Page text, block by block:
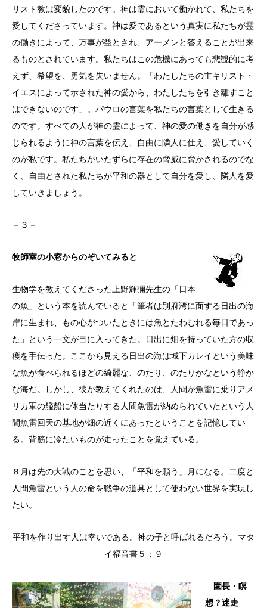
リスト教は変貌したのです。神は霊において働かれて、私たちを
愛してくださっています。神は愛であるという真実に私たちが霊
の働きによって、万事が益とされ、アーメンと答えることが出来
るものとされています。私たちはこの危機にあっても悲観的に考
えず、希望を、勇気を失いません。「わたしたちの主キリスト・
イエスによって示された神の愛から、わたしたちを引き離すこと
はできないのです」。パウロの言葉を私たちの言葉として生きる
のです。すべての人が神の霊によって、神の愛の働きを自分が感
じられるように神の言葉を伝え、自由に隣人に仕え、愛していく
のが私です。私たちがいたずらに存在の脅威に脅かされるのでな
く、自由とされた私たちが平和の器として自分を愛し、隣人を愛
していきましょう。
－３－
牧師室の小窓からのぞいてみると
生物学を教えてくださった上野輝彌先生の「日本
の魚」という本を読んでいると「筆者は別府湾に面する日出の海
岸に生まれ、もの心がついたときには魚とたわむれる毎日であっ
た」という一文が目に入ってきた。日出に畑を持っていた方の収
穫を手伝った。ここから見える日出の海は城下カレイという美味
な魚が食べられるほどの綺麗な、のたり、のたりかなという静か
な海だ。しかし、彼が教えてくれたのは、人間が魚雷に乗りアメ
リカ軍の艦船に体当たりする人間魚雷が納められていたという人
間魚雷回天の基地が畑の近くにあったということを記憶してい
る。背筋に冷たいものが走ったことを覚えている。
８月は先の大戦のことを思い、「平和を願う」月になる。二度と
人間魚雷という人の命を戦争の道具として使わない世界を実現し
たい。
平和を作り出す人は幸いである。神の子と呼ばれるだろう。マタ
イ福音書５：９
園長・瞑
想？迷走